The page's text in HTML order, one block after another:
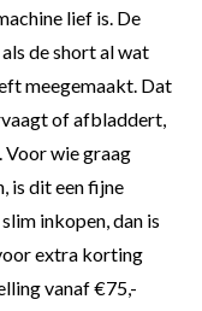
lief is. De
de short al wat
meegemaakt. Dat
of afbladdert,
Voor wie graag
is dit een fijne
inkopen, dan is
extra korting
vanaf €75,-